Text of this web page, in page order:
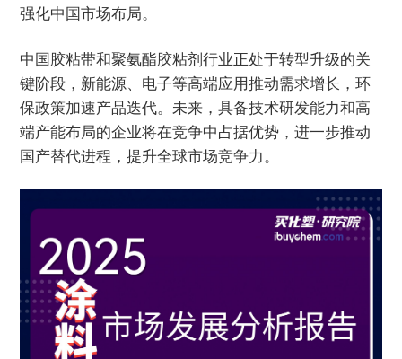
强化中国市场布局。
中国胶粘带和聚氨酯胶粘剂行业正处于转型升级的关
键阶段，新能源、电子等高端应用推动需求增长，环
保政策加速产品迭代。未来，具备技术研发能力和高
端产能布局的企业将在竞争中占据优势，进一步推动
国产替代进程，提升全球市场竞争力。